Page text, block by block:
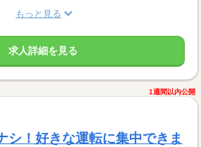
もっと見る
求人詳細を見る
1週間以内公開
シ！好きな運転に集中できま